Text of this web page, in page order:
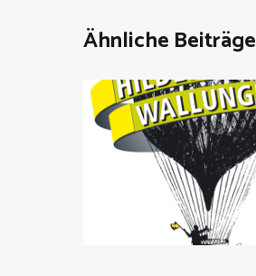
Ähnliche Beiträge